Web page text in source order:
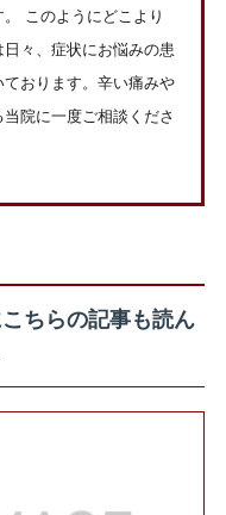
このようにどこより
々、症状にお悩みの患
おります。辛い痛みや
院に一度ご相談くださ
ちらの記事も読ん